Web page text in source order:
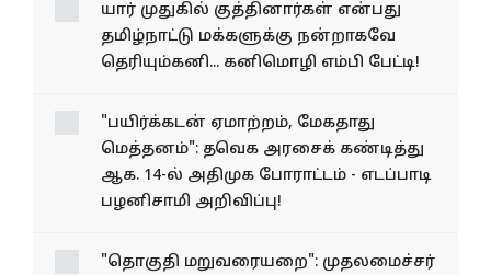
யார் முதுகில் குத்தினார்கள் என்பது
தமிழ்நாட்டு மக்களுக்கு நன்றாகவே
தெரியும்கனி... கனிமொழி எம்பி பேட்டி!
"பயிர்க்கடன் ஏமாற்றம்,
மேகதாது மெத்தனம்": தவெக
அரசைக் கண்டித்து ஆக. 14-ல்
அதிமுக போராட்டம் - எடப்பாடி